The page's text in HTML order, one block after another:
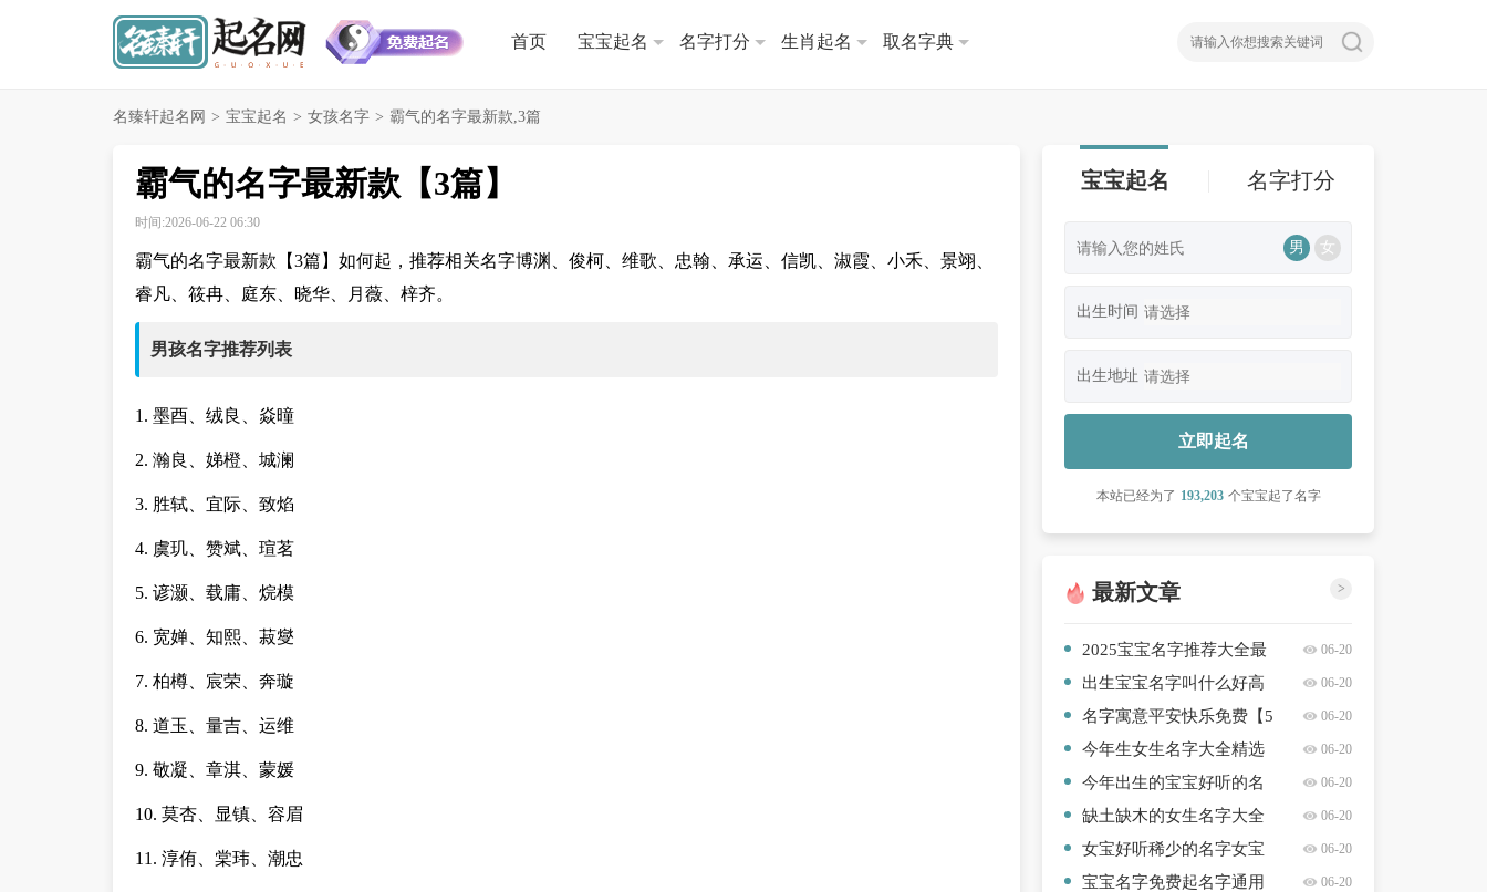
首页 宝宝起名 名字打分 生肖起名 取名字典
名臻轩起名网 > 宝宝起名 > 女孩名字 > 霸气的名字最新款,3篇
霸气的名字最新款【3篇】
时间:2026-06-22 06:30
霸气的名字最新款【3篇】如何起，推荐相关名字博渊、俊柯、维歌、忠翰、承运、信凯、淑霞、小禾、景翊、
睿凡、筱冉、庭东、晓华、月薇、梓齐。
男孩名字推荐列表
1. 墨酉、绒良、焱曈
2. 瀚良、娣橙、城澜
3. 胜轼、宜际、致焰
4. 虞玑、赞斌、瑄茗
5. 谚灏、载庸、烷模
6. 宽婵、知熙、菽燮
7. 柏樽、宸荣、奔璇
8. 道玉、量吉、运维
9. 敬凝、章淇、蒙媛
10. 莫杏、显镇、容眉
11. 淳侑、棠玮、潮忠
宝宝起名 名字打分
男 女
出生时间
出生地址
立即起名
本站已经为了 193,203 个宝宝起了名字
最新文章 >
2025宝宝名字推荐大全最
新版【三篇】
06-20
出生宝宝名字叫什么好高
质量【5篇】
06-20
名字寓意平安快乐免费【5
篇】
06-20
今年生女生名字大全精选
【八篇】
06-20
今年出生的宝宝好听的名
字精彩推荐【三篇】
06-20
缺土缺木的女生名字大全
集高质量【三篇】
06-20
女宝好听稀少的名字女宝
分享【8篇】
06-20
宝宝名字免费起名字通用
06-20